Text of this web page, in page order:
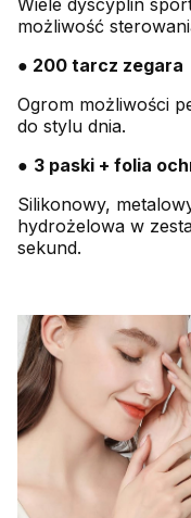
możliwość
● 200 tarcz zegara
Ogrom możliwości
do stylu dnia.
● 3 paski + folia
Silikonowy,
hydrożelowa w
sekund.